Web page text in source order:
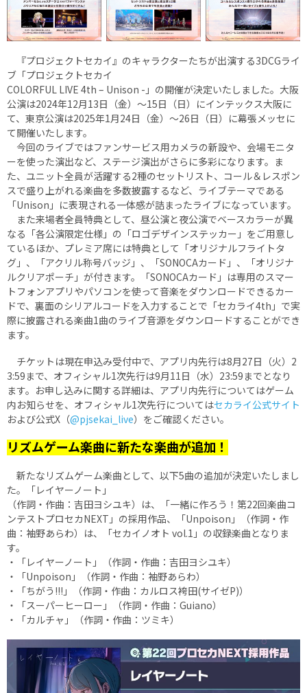
『プロジェクトセカイ』のキャラクターたちが出演する3DCGライ
ブ「プロジェクトセカイ
COLORFUL LIVE 4th – Unison -」の開催が決定いたしました。大阪
公演は2024年12月13日（金）～15日（日）にインテックス大阪に
て、東京公演は2025年1月24日（金）～26日（日）に幕張メッセに
て開催いたします。
今回のライブではファンサービス用カメラの新設や、会場モニタ
ーを使った演出など、ステージ演出がさらに多彩になります。ま
た、ユニット全員が活躍する2種のセットリスト、コール＆レスポン
スで盛り上がれる楽曲を多数披露するなど、ライブテーマである
「Unison」に表現される一体感が詰まったライブになっています。
また来場者全員特典として、昼公演と夜公演でベースカラーが異
なる「各公演限定仕様」の「ロゴデザインステッカー」をご用意し
ているほか、プレミア席には特典として「オリジナルフライトタ
グ」、「アクリル称号バッジ」、「SONOCAカード」、「オリジナ
ルクリアポーチ」が付きます。「SONOCAカード」は専用のスマー
トフォンアプリやパソコンを使って音楽をダウンロードできるカー
ドで、裏面のシリアルコードを入力することで「セカライ4th」で実
際に披露される楽曲1曲のライブ音源をダウンロードすることができ
ます。
チケットは現在申込み受付中で、アプリ内先行は8月27日（火）2
3:59まで、オフィシャル1次先行は9月11日（水）23:59までとなり
ます。お申し込みに関する詳細は、アプリ内先行についてはゲーム
内お知らせを、オフィシャル1次先行についてはセカライ公式サイト
および公式X（@pjsekai_live）をご確認ください。
リズムゲーム楽曲に新たな楽曲が追加！
新たなリズムゲーム楽曲として、以下5曲の追加が決定いたしまし
た。「レイヤーノート」
（作詞・作曲：吉田ヨシユキ）は、「一緒に作ろう！第22回楽曲コ
ンテストプロセカNEXT」の採用作品、「Unpoison」（作詞・作
曲：袖野あらわ）は、「セカイノオト vol.1」の収録楽曲となりま
す。
・「レイヤーノート」（作詞・作曲：吉田ヨシユキ）
・「Unpoison」（作詞・作曲：袖野あらわ）
・「ちがう!!!」（作詞・作曲：カルロス袴田(サイゼP)）
・「スーパーヒーロー」（作詞・作曲：Guiano）
・「カルチャ」（作詞・作曲：ツミキ）